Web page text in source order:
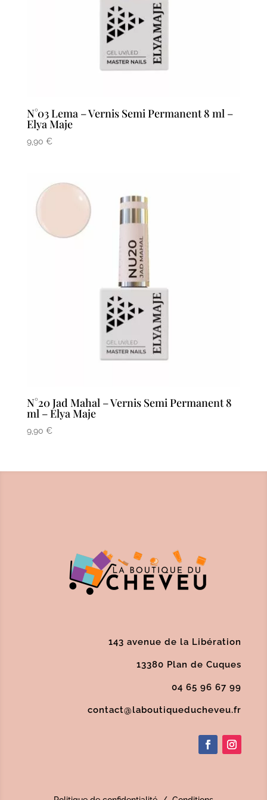
N°03 Lema – Vernis Semi Permanent 8 ml –
Elya Maje
9,90 €
N°20 Jad Mahal – Vernis Semi Permanent 8
ml – Elya Maje
9,90 €
143 avenue de la Libération
13380 Plan de Cuques
04 65 96 67 99
contact@laboutiqueducheveu.fr